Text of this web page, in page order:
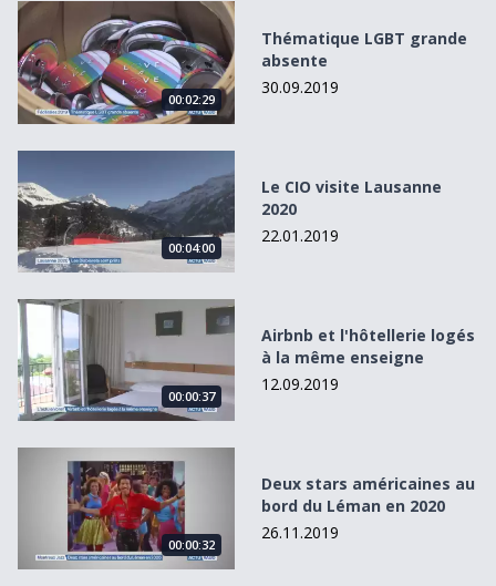
Thématique LGBT grande absente
00:02:29
Thématique LGBT grande
absente
30.09.2019
00:04:00
Le CIO visite Lausanne
2020
22.01.2019
Airbnb et l&#039;hôtellerie logés à la même enseigne
00:00:37
Airbnb et l'hôtellerie logés
à la même enseigne
12.09.2019
Deux stars américaines au bord du Léman en 2020
00:00:32
Deux stars américaines au
bord du Léman en 2020
26.11.2019